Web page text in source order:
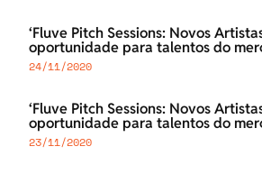
‘Fluve Pitch Sessions: Novos
oportunidade para talentos do
24/11/2020
‘Fluve Pitch Sessions: Novos
oportunidade para talentos do
23/11/2020